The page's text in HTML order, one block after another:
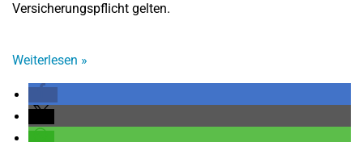
Versicherungspflicht gelten.
Weiterlesen »